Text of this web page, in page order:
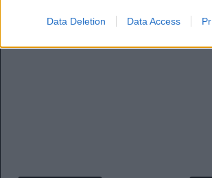
Data Deletion Data Access
μουσικής σκηνής.